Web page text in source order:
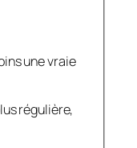
une vraie
régulière,